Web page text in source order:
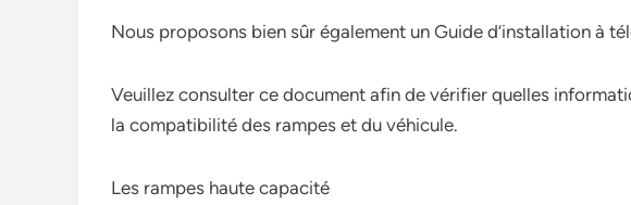
Nous proposons bien sûr également un Guide d’installation à
Veuillez consulter ce document afin de vérifier quelles
la compatibilité des rampes et du véhicule.
Les rampes haute capacité